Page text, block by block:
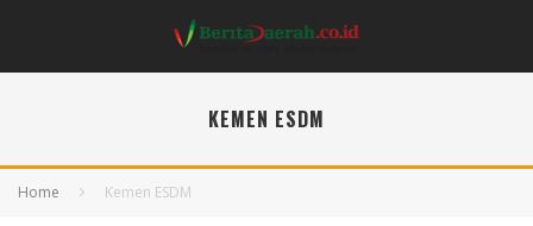
KEMEN ESDM
Home Kemen ESDM